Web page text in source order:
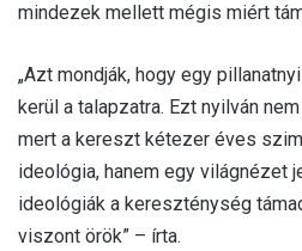
mindezek mellett mégis miért
„Azt mondják, hogy egy
kerül a talapzatra. Ezt nyilván
mert a kereszt kétezer éves
ideológia, hanem egy világnézet
ideológiák a kereszténység
viszont örök” – írta.